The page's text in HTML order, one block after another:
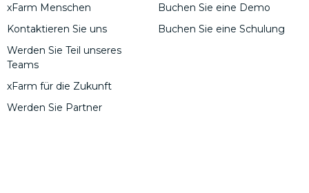
xFarm Menschen
Kontaktieren Sie uns
Werden Sie Teil unseres
Teams
xFarm für die Zukunft
Werden Sie Partner
Buchen Sie eine Demo
Buchen Sie eine Schulung